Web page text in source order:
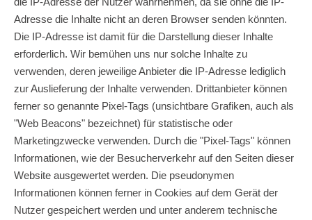
Adresse die Inhalte nicht an deren Browser senden könnten.
Die IP-Adresse ist damit für die Darstellung dieser Inhalte
erforderlich. Wir bemühen uns nur solche Inhalte zu
verwenden, deren jeweilige Anbieter die IP-Adresse lediglich
zur Auslieferung der Inhalte verwenden. Drittanbieter können
ferner so genannte Pixel-Tags (unsichtbare Grafiken, auch als
"Web Beacons" bezeichnet) für statistische oder
Marketingzwecke verwenden. Durch die "Pixel-Tags" können
Informationen, wie der Besucherverkehr auf den Seiten dieser
Website ausgewertet werden. Die pseudonymen
Informationen können ferner in Cookies auf dem Gerät der
Nutzer gespeichert werden und unter anderem technische